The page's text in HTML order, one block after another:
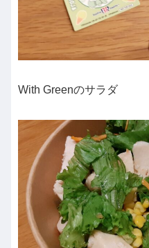
With Greenのサラダ